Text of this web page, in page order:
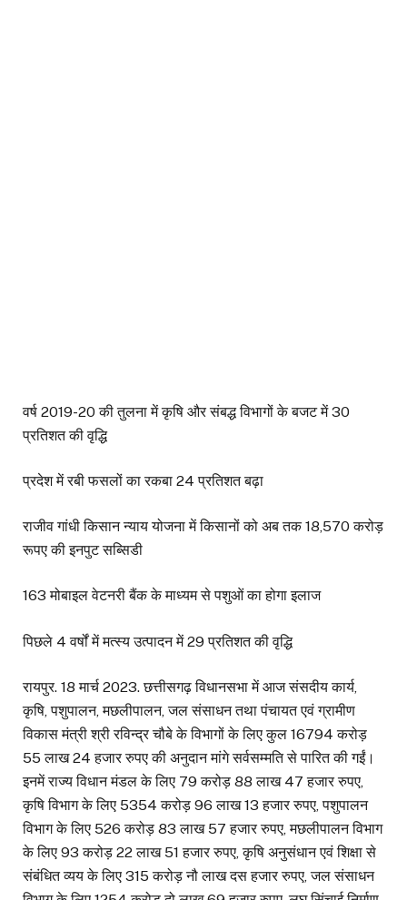
वर्ष 2019-20 की तुलना में कृषि और संबद्ध विभागों के बजट में 30
प्रतिशत की वृद्धि
प्रदेश में रबी फसलों का रकबा 24 प्रतिशत बढ़ा
राजीव गांधी किसान न्याय योजना में किसानों को अब तक 18,570 करोड़
रूपए की इनपुट सब्सिडी
163 मोबाइल वेटनरी बैंक के माध्यम से पशुओं का होगा इलाज
पिछले 4 वर्षों में मत्स्य उत्पादन में 29 प्रतिशत की वृद्धि
रायपुर. 18 मार्च 2023. छत्तीसगढ़ विधानसभा में आज संसदीय कार्य,
कृषि, पशुपालन, मछलीपालन, जल संसाधन तथा पंचायत एवं ग्रामीण
विकास मंत्री श्री रविन्द्र चौबे के विभागों के लिए कुल 16794 करोड़
55 लाख 24 हजार रुपए की अनुदान मांगे सर्वसम्मति से पारित की गईं।
इनमें राज्य विधान मंडल के लिए 79 करोड़ 88 लाख 47 हजार रुपए,
कृषि विभाग के लिए 5354 करोड़ 96 लाख 13 हजार रुपए, पशुपालन
विभाग के लिए 526 करोड़ 83 लाख 57 हजार रुपए, मछलीपालन विभाग
के लिए 93 करोड़ 22 लाख 51 हजार रुपए, कृषि अनुसंधान एवं शिक्षा से
संबंधित व्यय के लिए 315 करोड़ नौ लाख दस हजार रुपए, जल संसाधन